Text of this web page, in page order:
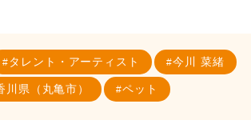
タレント・アーティスト 今川 菜緒
川県（丸亀市） ペット